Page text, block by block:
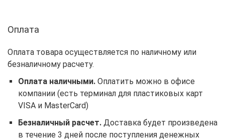
Оплата
Оплата товара осуществляется по наличному или
безналичному расчету.
Оплата наличными.Оплатить можно в офисе
компании (есть терминал для пластиковых карт
VISA и MasterCard)
Безналичный расчет.Доставка будет произведена
в течение 3 дней после поступления денежных